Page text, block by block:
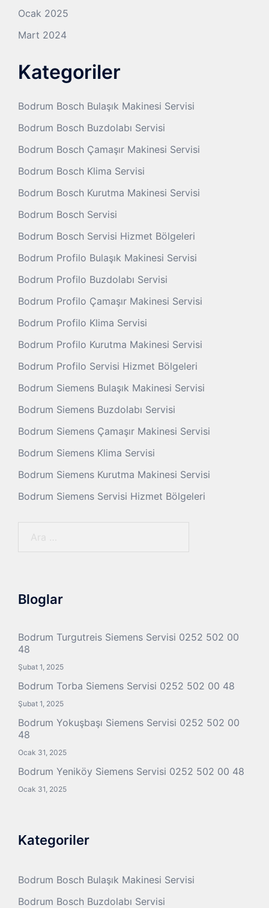
Ocak 2025
Mart 2024
Kategoriler
Bodrum Bosch Bulaşık Makinesi Servisi
Bodrum Bosch Buzdolabı Servisi
Bodrum Bosch Çamaşır Makinesi Servisi
Bodrum Bosch Klima Servisi
Bodrum Bosch Kurutma Makinesi Servisi
Bodrum Bosch Servisi
Bodrum Bosch Servisi Hizmet Bölgeleri
Bodrum Profilo Bulaşık Makinesi Servisi
Bodrum Profilo Buzdolabı Servisi
Bodrum Profilo Çamaşır Makinesi Servisi
Bodrum Profilo Klima Servisi
Bodrum Profilo Kurutma Makinesi Servisi
Bodrum Profilo Servisi Hizmet Bölgeleri
Bodrum Siemens Bulaşık Makinesi Servisi
Bodrum Siemens Buzdolabı Servisi
Bodrum Siemens Çamaşır Makinesi Servisi
Bodrum Siemens Klima Servisi
Bodrum Siemens Kurutma Makinesi Servisi
Bodrum Siemens Servisi Hizmet Bölgeleri
Bloglar
Bodrum Turgutreis Siemens Servisi 0252 502 00
48
Şubat 1, 2025
Bodrum Torba Siemens Servisi 0252 502 00 48
Şubat 1, 2025
Bodrum Yokuşbaşı Siemens Servisi 0252 502 00
48
Ocak 31, 2025
Bodrum Yeniköy Siemens Servisi 0252 502 00 48
Ocak 31, 2025
Kategoriler
Bodrum Bosch Bulaşık Makinesi Servisi
Bodrum Bosch Buzdolabı Servisi